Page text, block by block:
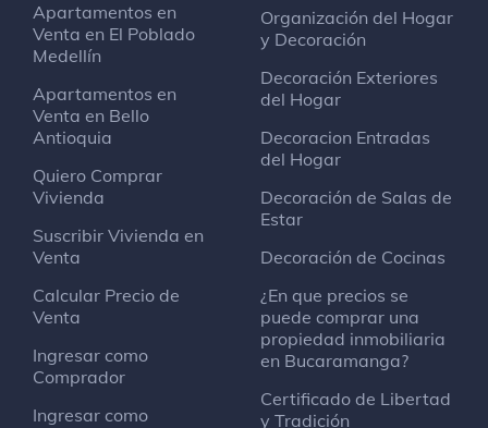
Apartamentos en
Venta en El Poblado
Medellín
Apartamentos en
Venta en Bello
Antioquia
Quiero Comprar
Vivienda
Suscribir Vivienda en
Venta
Calcular Precio de
Venta
Ingresar como
Comprador
Ingresar como
Organización del Hogar
y Decoración
Decoración Exteriores
del Hogar
Decoracion Entradas
del Hogar
Decoración de Salas de
Estar
Decoración de Cocinas
¿En que precios se
puede comprar una
propiedad inmobiliaria
en Bucaramanga?
Certificado de Libertad
y Tradición